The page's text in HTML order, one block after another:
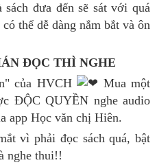
đưa đến sẽ sát với quá
thể dễ dàng nắm bắt và ôn
ĐỌC THÌ NGHE
của HVCH
Mua một
ĐỘC QUYỀN nghe audio
app Học văn chị Hiên.
vì phải đọc sách quá, bật
nghe thui!!